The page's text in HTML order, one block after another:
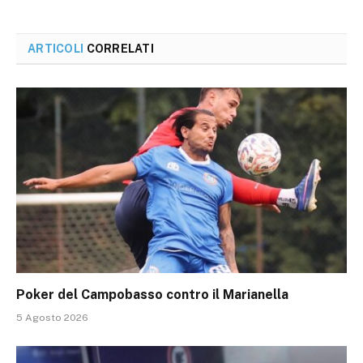
ARTICOLI CORRELATI
Poker del Campobasso contro il Marianella
5 Agosto 2026